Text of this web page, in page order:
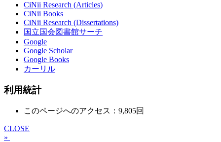
CiNii Research (Articles)
CiNii Books
CiNii Research (Dissertations)
国立国会図書館サーチ
Google
Google Scholar
Google Books
カーリル
利用統計
このページへのアクセス：9,805回
CLOSE
»